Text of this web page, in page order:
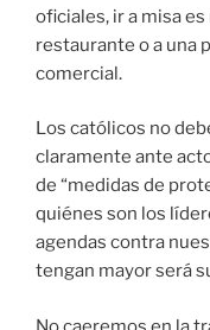
oficiales, ir a misa
restaurante o a una
comercial.
Los católicos no
claramente ante
de “medidas de
quiénes son los
agendas contra
tengan mayor será